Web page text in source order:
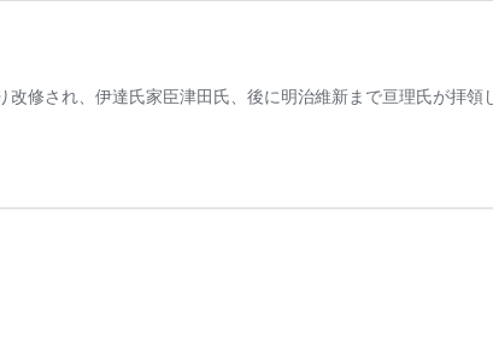
修され、伊達氏家臣津田氏、後に明治維新まで亘理氏が拝領